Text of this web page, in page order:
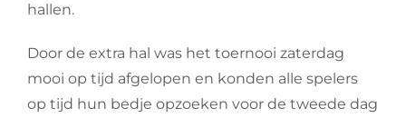
hallen.
Door de extra hal was het toernooi zaterdag
mooi op tijd afgelopen en konden alle spelers
op tijd hun bedje opzoeken voor de tweede dag